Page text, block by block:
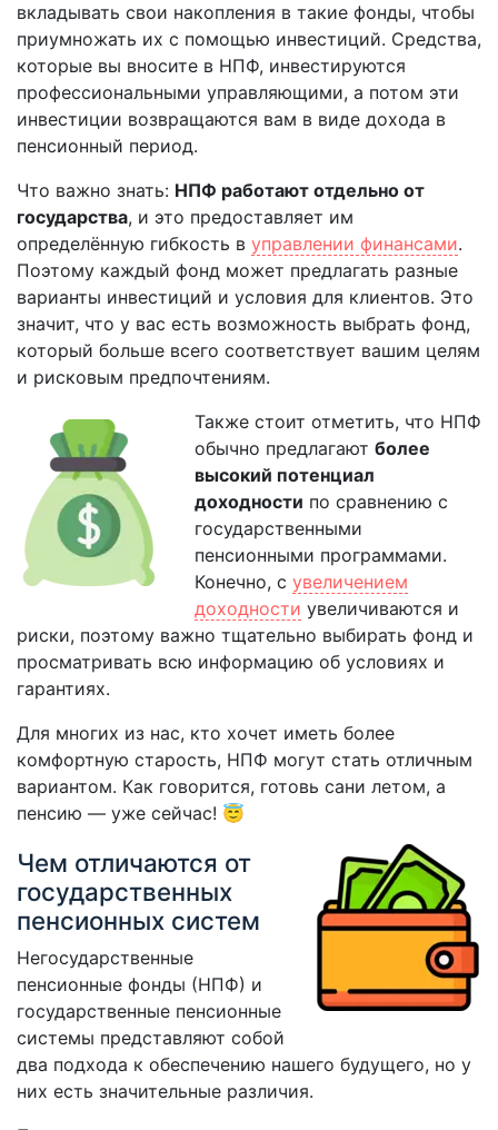
вкладывать свои накопления в такие фонды, чтобы
приумножать их с помощью инвестиций. Средства,
которые вы вносите в НПФ, инвестируются
профессиональными управляющими, а потом эти
инвестиции возвращаются вам в виде дохода в
пенсионный период.
Что важно знать: НПФ работают отдельно от
государства, и это предоставляет им
определённую гибкость в управлении финансами.
Поэтому каждый фонд может предлагать разные
варианты инвестиций и условия для клиентов. Это
значит, что у вас есть возможность выбрать фонд,
который больше всего соответствует вашим целям
и рисковым предпочтениям.
Также стоит отметить, что НПФ
обычно предлагают более
высокий потенциал
доходности по сравнению с
государственными
пенсионными программами.
Конечно, с увеличением
доходности увеличиваются и
риски, поэтому важно тщательно выбирать фонд и
просматривать всю информацию об условиях и
гарантиях.
Для многих из нас, кто хочет иметь более
комфортную старость, НПФ могут стать отличным
вариантом. Как говорится, готовь сани летом, а
пенсию — уже сейчас! 😇
Чем отличаются от
государственных
пенсионных систем
Негосударственные
пенсионные фонды (НПФ) и
государственные пенсионные
системы представляют собой
два подхода к обеспечению нашего будущего, но у
них есть значительные различия.